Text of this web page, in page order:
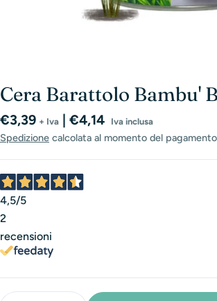
Cera Barattolo Bambu'
Prezzo
normale
€3,39 + Iva | €4,14 Iva inclusa
Spedizione calcolata al momento del
4,5/5
2
recensioni